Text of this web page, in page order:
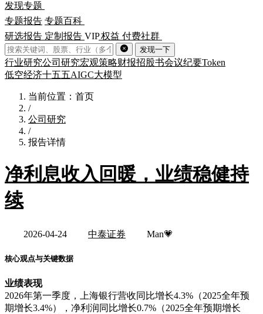
发现专题
专题报告 专题百科
研选报告 定制报告 VIP权益 付费社群
发现一下
行业研究公司研究宏观策略财报招股书会议纪要Token
低空经济十五五AIGC大模型
当前位置：首页
/
公司研究
/
报告详情
净利息收入回暖，业绩稳健持
续
2026-04-24 中泰证券 Man💗
核心观点与关键数据
业绩表现
2026年第一季度，上海银行营收同比增长4.3%（2025全年预
期增长3.4%），净利润同比增长0.7%（2025全年预期增长